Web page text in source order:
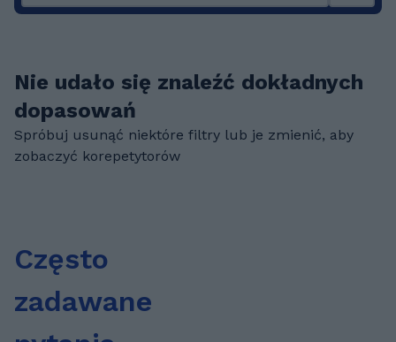
Nie udało się znaleźć dokładnych
dopasowań
Spróbuj usunąć niektóre filtry lub je zmienić, aby
zobaczyć korepetytorów
Często
zadawane